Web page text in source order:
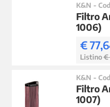
K&N -
Filtro
1006)
€
Listino€
K&N -
Filtro
1007)